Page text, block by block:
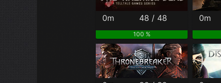
0m 48 / 48
100 %
0m